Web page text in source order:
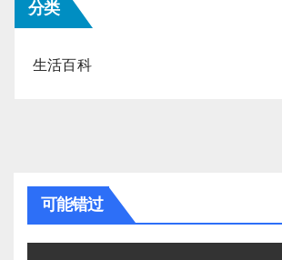
分类
生活百科
可能错过